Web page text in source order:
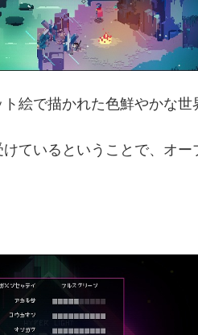
絵で描かれた色鮮やかな世
ているということで、オ